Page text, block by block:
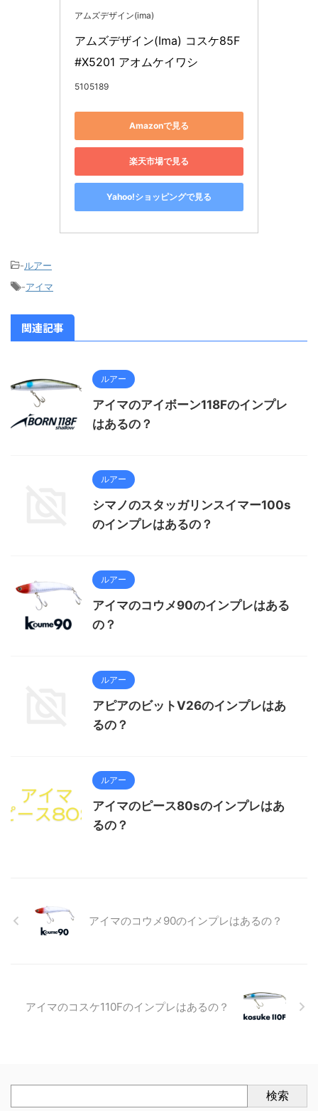
アムズデザイン(ima)
アムズデザイン(Ima) コスケ85F
#X5201 アオムケイワシ
5105189
Amazonで見る
楽天市場で見る
Yahoo!ショッピングで見る
-ルアー
-アイマ
関連記事
ルアー
アイマのアイボーン118Fのインプレ
はあるの？
ルアー
シマノのスタッガリンスイマー100s
のインプレはあるの？
ルアー
アイマのコウメ90のインプレはある
の？
ルアー
アピアのビットV26のインプレはあ
るの？
ルアー
アイマのピース80sのインプレはあ
るの？
アイマのコウメ90のインプレはあるの？
アイマのコスケ110Fのインプレはあるの？
検索